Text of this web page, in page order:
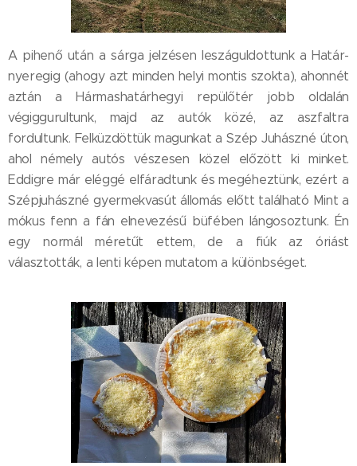
A pihenő után a sárga jelzésen leszáguldottunk a Határ-
nyeregig (ahogy azt minden helyi montis szokta), ahonnét
aztán a Hármashatárhegyi repülőtér jobb oldalán
végiggurultunk, majd az autók közé, az aszfaltra
fordultunk. Felküzdöttük magunkat a Szép Juhászné úton,
ahol némely autós vészesen közel előzött ki minket.
Eddigre már eléggé elfáradtunk és megéheztünk, ezért a
Szépjuhászné gyermekvasút állomás előtt található Mint a
mókus fenn a fán elnevezésű büfében lángosoztunk. Én
egy normál méretűt ettem, de a fiúk az óriást
választották, a lenti képen mutatom a különbséget.